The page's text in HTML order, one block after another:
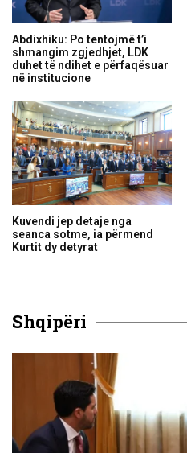
Abdixhiku: Po tentojmë t’i
shmangim zgjedhjet, LDK
duhet të ndihet e përfaqësuar
në institucione
Kuvendi jep detaje nga
seanca sotme, ia përmend
Kurtit dy detyrat
Shqipëri